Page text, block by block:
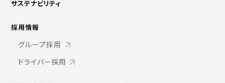
サステナビリティ
採用情報
グループ採用
ドライバー採用